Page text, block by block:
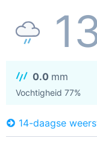
0.0 mm
Vochtigheid 77%
14-daagse